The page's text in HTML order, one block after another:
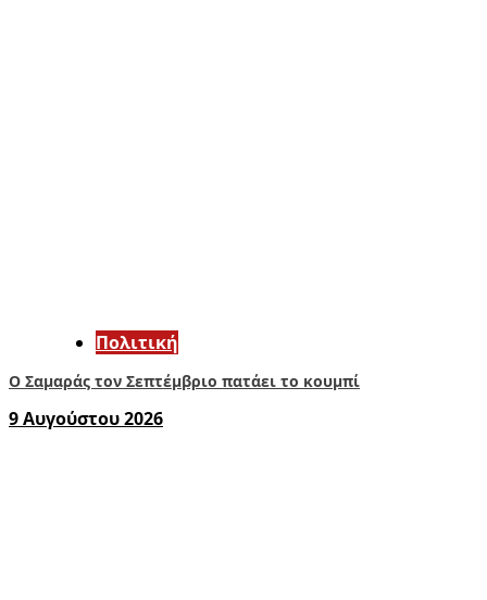
Πολιτική
Ο Σαμαράς τον Σεπτέμβριο πατάει το κουμπί
9 Αυγούστου 2026